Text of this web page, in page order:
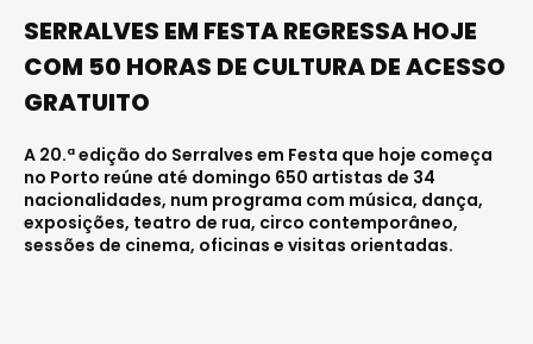
SERRALVES EM FESTA REGRESSA HOJE
COM 50 HORAS DE CULTURA DE ACESSO
GRATUITO
A 20.ª edição do Serralves em Festa que hoje começa
no Porto reúne até domingo 650 artistas de 34
nacionalidades, num programa com música, dança,
exposições, teatro de rua, circo contemporâneo,
sessões de cinema, oficinas e visitas orientadas.